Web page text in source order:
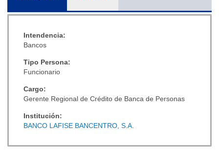
Intendencia:
Bancos
Tipo Persona:
Funcionario
Cargo:
Gerente Regional de Crédito de Banca de Personas
Institución:
BANCO LAFISE BANCENTRO, S.A.